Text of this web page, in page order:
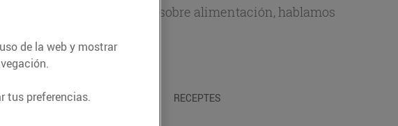
de actualidad sobre alimentación, hablamos
otros temas.
GASTRONOMIA I TRADICIONS RECEPTES
de la web y mostrar
tus preferencias.